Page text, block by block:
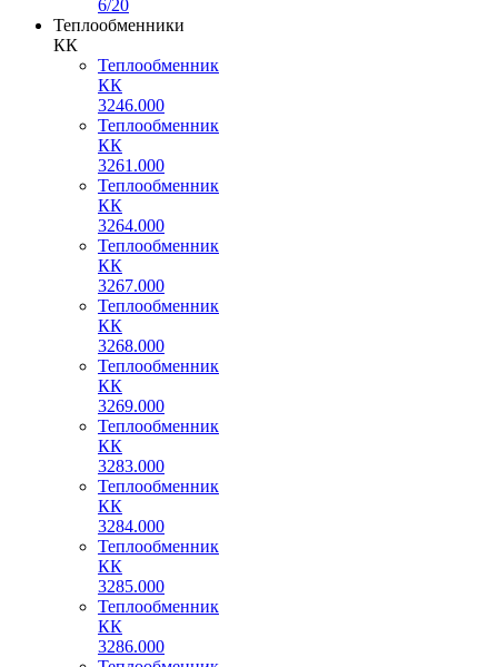
6/20
Теплообменники
КК
Теплообменник
КК
3246.000
Теплообменник
КК
3261.000
Теплообменник
КК
3264.000
Теплообменник
КК
3267.000
Теплообменник
КК
3268.000
Теплообменник
КК
3269.000
Теплообменник
КК
3283.000
Теплообменник
КК
3284.000
Теплообменник
КК
3285.000
Теплообменник
КК
3286.000